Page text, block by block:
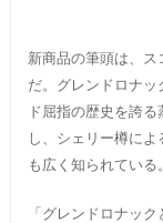
新商品の筆頭は、ス
だ。グレンドロナ
ド屈指の歴史を誇
し、シェリー樽に
も広く知られている
「グレンドロナッ